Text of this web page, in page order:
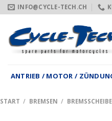
Zum
Inhalt
springen
INFO@CYCLE-TECH.CH
ANTRIEB / MOTOR /
START / BREMSEN /